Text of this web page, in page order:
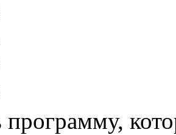
программу,